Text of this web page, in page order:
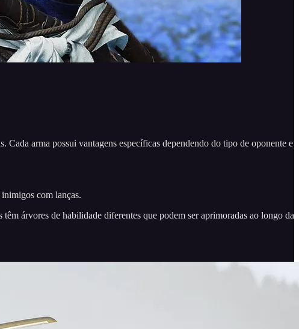
Cada arma possui vantagens específicas dependendo do tipo de oponente e
com lanças.
árvores de habilidade diferentes que podem ser aprimoradas ao longo da